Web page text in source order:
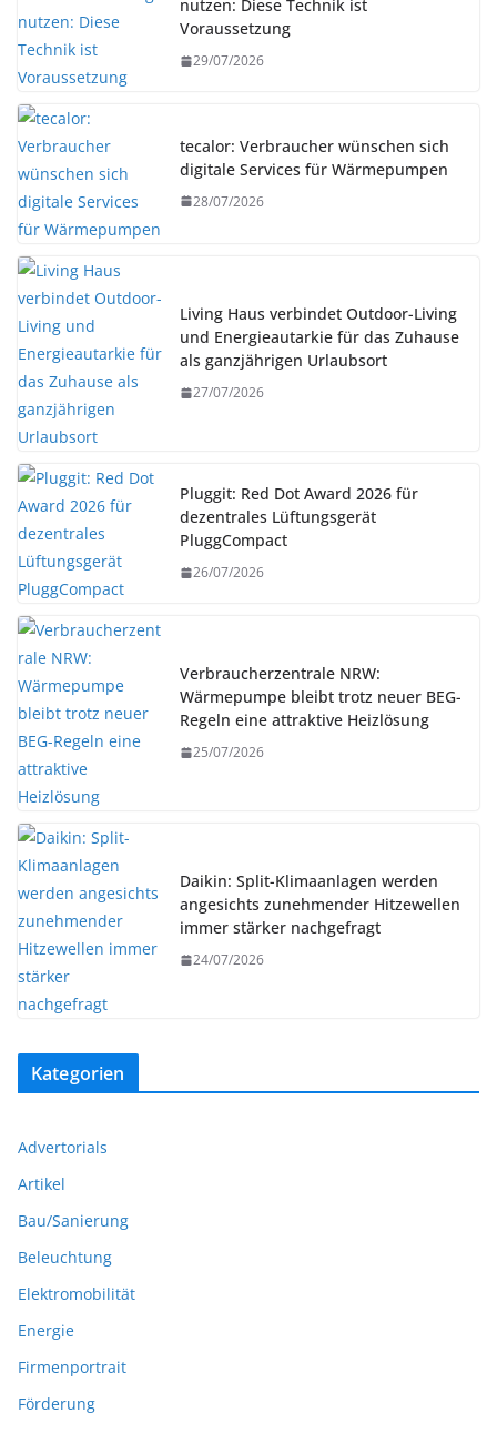
nutzen: Diese Technik ist
Voraussetzung
29/07/2026
tecalor: Verbraucher wünschen sich
digitale Services für Wärmepumpen
28/07/2026
Living Haus verbindet Outdoor-Living
und Energieautarkie für das Zuhause
als ganzjährigen Urlaubsort
27/07/2026
Pluggit: Red Dot Award 2026 für
dezentrales Lüftungsgerät
PluggCompact
26/07/2026
Verbraucherzentrale NRW:
Wärmepumpe bleibt trotz neuer BEG-
Regeln eine attraktive Heizlösung
25/07/2026
Daikin: Split-Klimaanlagen werden
angesichts zunehmender Hitzewellen
immer stärker nachgefragt
24/07/2026
Kategorien
Advertorials
Artikel
Bau/Sanierung
Beleuchtung
Elektromobilität
Energie
Firmenportrait
Förderung